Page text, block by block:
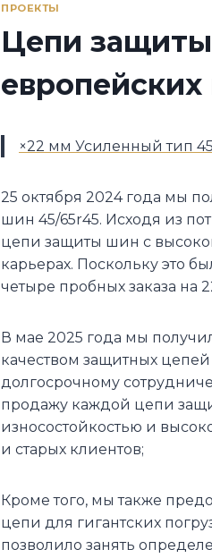
ПРОЕКТЫ
Цепи
европейских
×22 мм Усиленный тип
25 октября 2024 года мы
шин 45/65r45. Исходя из
цепи защиты шин с
карьерах. Поскольку это
четыре пробных заказа на
В мае 2025 года мы
качеством защитных
долгосрочному
продажу каждой цепи
износостойкостью и
и старых клиентов;
Кроме того, мы также
цепи для гигантских
позволило занять